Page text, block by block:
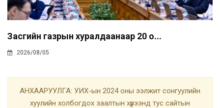
Засгийн газрын хуралдаанаар 20 о...
2026/08/05
АНХААРУУЛГА: УИХ-ын 2024 оны ээлжит сонгуулийн
хуулийн холбогдох заалтын хүрээнд тус сайтын